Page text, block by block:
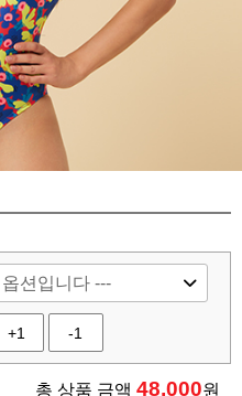
+1 -1
총 상품 금액 48,000원